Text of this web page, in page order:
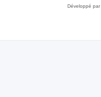
Développé par